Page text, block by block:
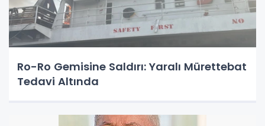
Ro-Ro Gemisine Saldırı: Yaralı Mürettebat
Tedavi Altında